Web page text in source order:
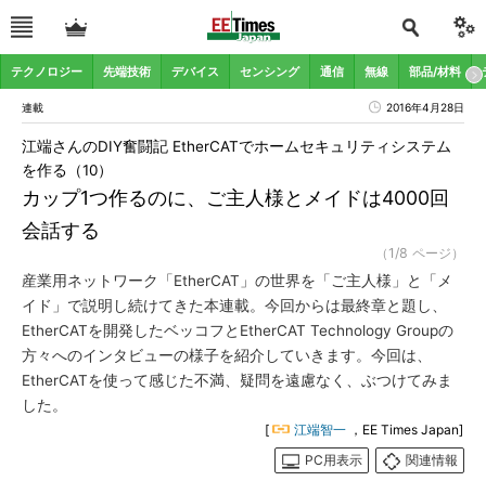
テクノロジー 先端技術 デバイス センシング 通信 無線 部品/材料
連載 2016年4月28日
カップ1つ作るのに、ご主人様とメイドは4000回
会話する
江端さんのDIY奮闘記 EtherCATでホームセキュリティシステム
を作る（10）
（1/8 ページ）
産業用ネットワーク「EtherCAT」の世界を「ご主人様」と「メ
イド」で説明し続けてきた本連載。今回からは最終章と題し、
EtherCATを開発したベッコフとEtherCAT Technology Groupの
方々へのインタビューの様子を紹介していきます。今回は、
EtherCATを使って感じた不満、疑問を遠慮なく、ぶつけてみま
した。
[ 江端智一 ，EE Times Japan]
PC用表示
関連情報